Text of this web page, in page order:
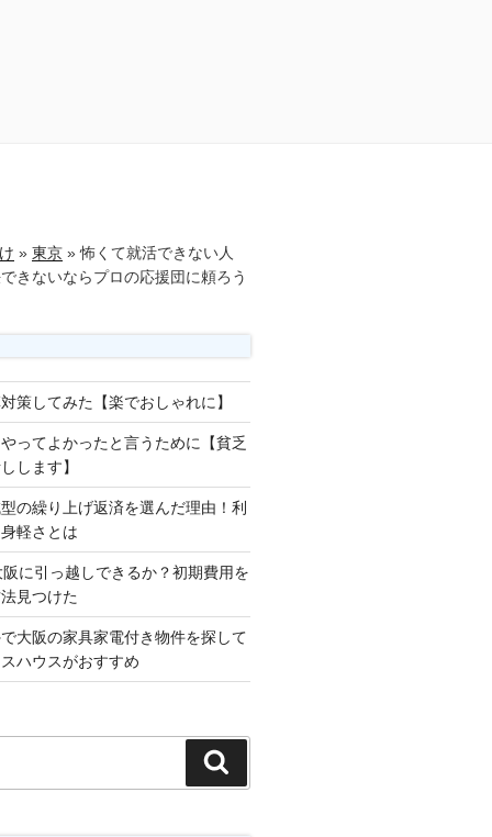
» 東京 »怖くて就活できない人
きないならプロの応援団に頼ろう
策してみた【楽でおしゃれに】
ってよかったと言うために【貧乏
します】
の繰り上げ返済を選んだ理由！利
軽さとは
に引っ越しできるか？初期費用を
見つけた
大阪の家具家電付き物件を探して
ハウスがおすすめ
索